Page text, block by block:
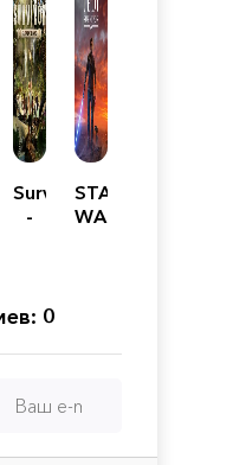
Survivor
-
STAR
WARS
0